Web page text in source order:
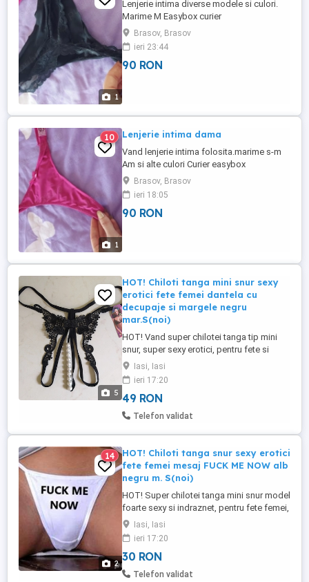
1
Lenjerie intima diverse modele si culori.
Marime M Easybox curier
Brasov, Brasov
ieri 23:44
90 RON
1
10 Lenjerie intima dama
Vand lenjerie intima folosita.marime s-m
Am si alte culori Curier easybox
Brasov, Brasov
ieri 18:05
90 RON
5
HOT! Chiloti tanga mini snur sexy
erotici fete femei dantela cu
decupaje si margele negru
mar.S(noi)
HOT! Vand super chilotei tanga tip mini
snur, super sexy erotici, pentru fete si
femei, din dantela , prevazuti cu decupaje
si sir de margele alb perlat in zona intima,
de culoare negru, marime S, absolut noi,
cu eticheta, in ambalaj original, folie de
protectie. Compozitie: 15% Nylon si 85%
Iasi, Iasi
ieri 17:20
49 RON
Telefon validat
2
14
HOT! Chiloti tanga snur sexy erotici
fete femei mesaj FUCK ME NOW alb
negru m. S(noi)
HOT! Super chilotei tanga mini snur model
foarte sexy si indraznet, pentru fete femei,
personalizati cu mesaj erotic FUCK ME
NOW, marime S, absolut noi. Culori
disponibile: alb si negru. In partea din fata
doar un mic triunghi care prin mesajul
scris invita la nopti de neuitat, iar lateralele
Iasi, Iasi
ieri 17:20
30 RON
Telefon validat